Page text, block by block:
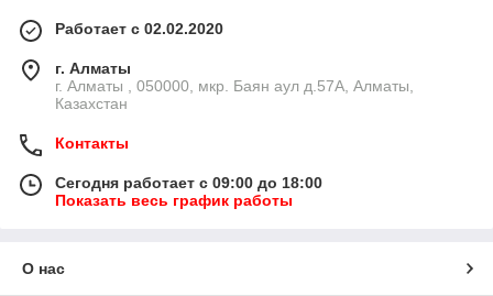
Работает с 02.02.2020
г. Алматы
г. Алматы , 050000, мкр. Баян аул д.57А, Алматы,
Казахстан
Контакты
Сегодня работает с 09:00 до 18:00
Показать весь график работы
О нас